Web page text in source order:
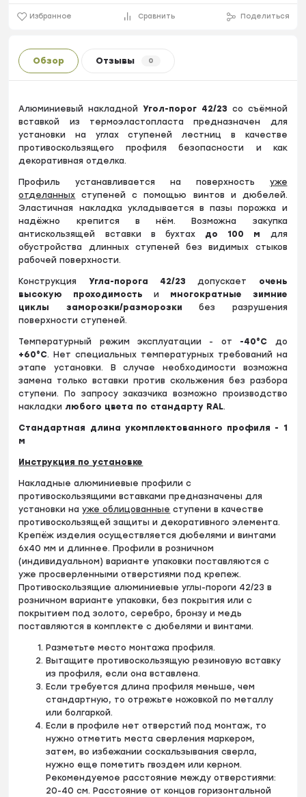
Избранное Сравнить Поделиться
Обзор Отзывы 0
Алюминиевый накладнойУгол-порог 42/23 со съёмной
вставкой из термоэластопласта предназначен для
установки на углах ступеней лестниц в качестве
противоскользящего профиля безопасности и как
декоративная отделка.
Профиль устанавливается на поверхность уже
отделанных ступеней с помощью винтов и дюбелей.
Эластичная накладка укладывается в пазы порожка и
надёжно крепится в нём. Возможна закупка
антискользящей вставки в бухтах до 100 м для
обустройства длинных ступеней без видимых стыков
рабочей поверхности.
Конструкция Угла-порога 42/23допускает
очень
высокую проходимость и многократные зимние
циклы заморозки/разморозки без разрушения
поверхности ступеней.
Температурный режим эксплуатации - от -40°С до
+60°С. Нет специальных температурных требований на
этапе установки. В случае необходимости возможна
замена только вставки против скольжения без разбора
ступени. По запросу заказчика возможно производство
накладки любого цвета по стандарту RAL.
Стандартная длина укомплектованного профиля - 1
м
Инструкция по установке
Накладные алюминиевые профили с
противоскользящими вставками предназначены для
установки науже облицованные ступени в качестве
противоскользящей защиты и декоративного элемента.
Крепёж изделия осуществляется дюбелями и винтами
6х40 мм и длиннее. Профили в розничном
(индивидуальном) варианте упаковки поставляются с
уже просверленными отверстиями под крепеж.
Противоскользящие алюминиевые углы-пороги 42/23 в
розничном варианте упаковки, без покрытия или с
покрытием под золото, серебро, бронзу и медь
поставляются в комплекте с дюбелями и винтами.
Разметьте место монтажа профиля.
Вытащите противоскользящую резиновую вставку
из профиля, если она вставлена.
Если требуется длина профиля меньше, чем
стандартную, то отрежьте ножовкой по металлу
или болгаркой.
Если в профиле нет отверстий под монтаж, то
нужно отметить места сверления маркером,
затем, во избежании соскальзывания сверла,
нужно еще пометить гвоздем или керном.
Рекомендуемое расстояние между отверстиями:
20-40 см. Расстояние от концов горизонтальной